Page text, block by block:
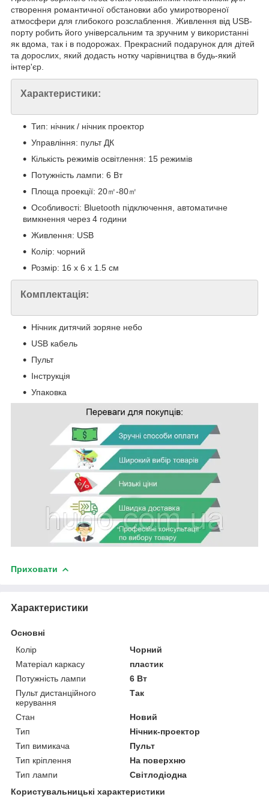
створення романтичної обстановки або умиротвореної
атмосфери для глибокого розслаблення. Живлення від USB-
порту робить його універсальним та зручним у використанні
як вдома, так і в подорожах. Прекрасний подарунок для дітей
та дорослих, який додасть нотку чарівництва в будь-який
інтер'єр.
Характеристики:
Тип: нічник / нічник проектор
Управління: пульт ДК
Кількість режимів освітлення: 15 режимів
Потужність лампи: 6 Вт
Площа проекції: 20㎡-80㎡
Особливості: Bluetooth підключення, автоматичне
вимкнення через 4 години
Живлення: USB
Колір: чорний
Розмір: 16 х 6 х 1.5 см
Комплектація:
Нічник дитячий зоряне небо
USB кабель
Пульт
Інструкція
Упаковка
Приховати
Характеристики
Основні
Колір
Чорний
Матеріал каркасу
пластик
Потужність лампи
6 Вт
Пульт дистанційного
керування
Так
Стан
Новий
Тип
Нічник-проектор
Тип вимикача
Пульт
Тип кріплення
На поверхню
Тип лампи
Світлодіодна
Користувальницькі характеристики